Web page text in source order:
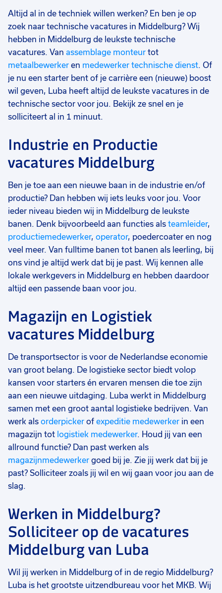
Altijd al in de techniek willen werken? En ben je op
zoek naar technische vacatures in Middelburg? Wij
hebben in Middelburg de leukste technische
vacatures. Van assemblage monteur tot
metaalbewerker en medewerker technische dienst. Of
je nu een starter bent of je carrière een (nieuwe) boost
wil geven, Luba heeft altijd de leukste vacatures in de
technische sector voor jou. Bekijk ze snel en je
solliciteert al in 1 minuut.
Industrie en Productie
vacatures Middelburg
Ben je toe aan een nieuwe baan in de industrie en/of
productie? Dan hebben wij iets leuks voor jou. Voor
ieder niveau bieden wij in Middelburg de leukste
banen. Denk bijvoorbeeld aan functies als teamleider,
productiemedewerker, operator, poedercoater en nog
veel meer. Van fulltime banen tot banen als leerling, bij
ons vind je altijd werk dat bij je past. Wij kennen alle
lokale werkgevers in Middelburg en hebben daardoor
altijd een passende baan voor jou.
Magazijn en Logistiek
vacatures Middelburg
De transportsector is voor de Nederlandse economie
van groot belang. De logistieke sector biedt volop
kansen voor starters én ervaren mensen die toe zijn
aan een nieuwe uitdaging. Luba werkt in Middelburg
samen met een groot aantal logistieke bedrijven. Van
werk als orderpicker of expeditie medewerker in een
magazijn tot logistiek medewerker. Houd jij van een
allround functie? Dan past werken als
magazijnmedewerker goed bij je. Zie jij werk dat bij je
past? Solliciteer zoals jij wil en wij gaan voor jou aan de
slag.
Werken in Middelburg?
Solliciteer op de vacatures
Middelburg van Luba
Wil jij werken in Middelburg of in de regio Middelburg?
Luba is het grootste uitzendbureau voor het MKB. Wij